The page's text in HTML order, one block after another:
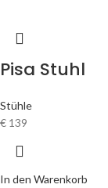
Pisa Stuhl
Stühle
€ 139
In den Warenkorb